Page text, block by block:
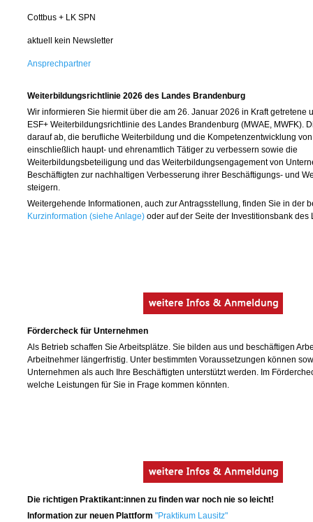
Cottbus + LK SPN
aktuell kein Newsletter
Ansprechpartner
Weiterbildungsrichtlinie 2026 des Landes Brandenburg
Wir informieren Sie hiermit über die am 26. Januar 2026 in Kraft getretene
ESF+ Weiterbildungsrichtlinie des Landes Brandenburg (MWAE, MWFK).
darauf ab, die berufliche Weiterbildung und die Kompetenzentwicklung
einschließlich haupt- und ehrenamtlich Tätiger zu verbessern sowie die
Weiterbildungsbeteiligung und das Weiterbildungsengagement von
Beschäftigten zur nachhaltigen Verbesserung ihrer Beschäftigungs- und
steigern.
Weitergehende Informationen, auch zur Antragsstellung, finden Sie in der
Kurzinformation (siehe Anlage) oder auf der Seite der Investitionsbank
Fördercheck für Unternehmen
Als Betrieb schaffen Sie Arbeitsplätze. Sie bilden aus und beschäftigen
Arbeitnehmer längerfristig. Unter bestimmten Voraussetzungen können
Unternehmen als auch Ihre Beschäftigten unterstützt werden. Im
welche Leistungen für Sie in Frage kommen könnten.
Die richtigen Praktikant:innen zu finden war noch nie so leicht!
Information zur neuen Plattform "Praktikum Lausitz"